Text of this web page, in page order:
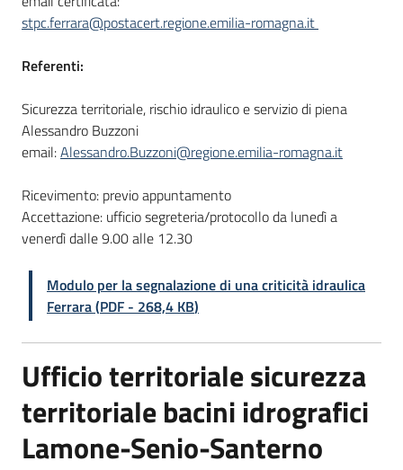
stpc.ferrara@postacert.regione.emilia-romagna.it
Referenti:
Sicurezza territoriale, rischio idraulico e servizio di piena
Alessandro Buzzoni
email:Alessandro.Buzzoni@regione.emilia-romagna.it
Ricevimento: previo appuntamento
Accettazione: ufficio segreteria/protocollo da lunedì a
venerdì dalle 9.00 alle 12.30
Modulo per la segnalazione di una criticità idraulica
Ferrara(PDF - 268,4 KB)
Ufficio territoriale sicurezza
territoriale bacini idrografici
Lamone-Senio-Santerno